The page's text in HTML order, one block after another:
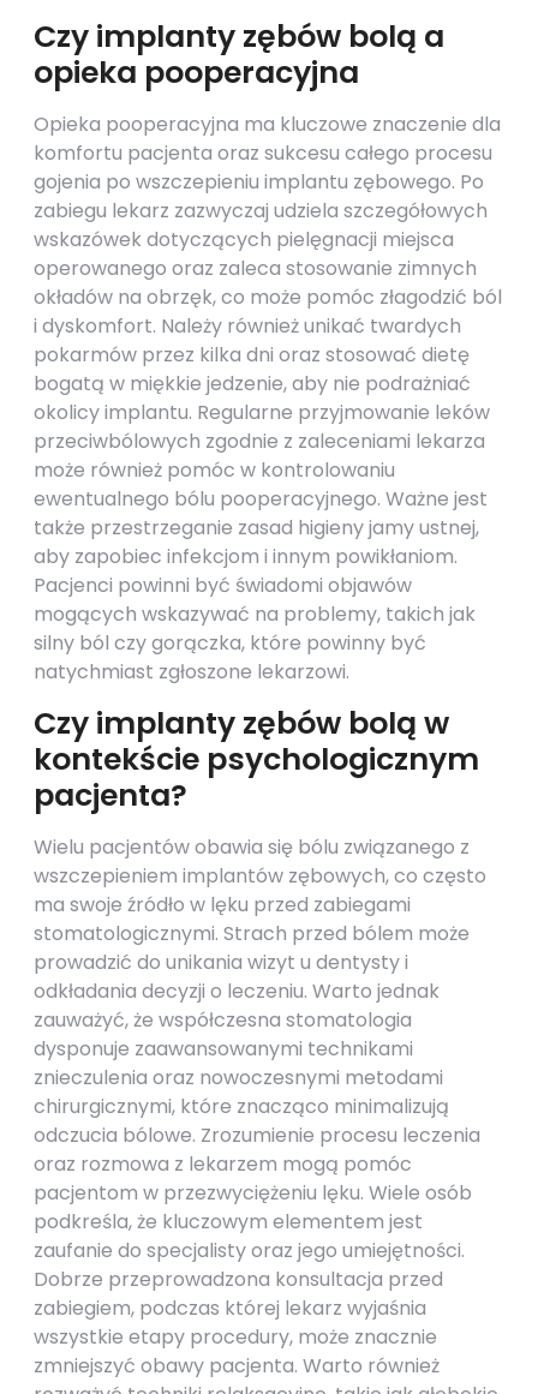
Czy implanty zębów bolą a
opieka pooperacyjna
Opieka pooperacyjna ma kluczowe znaczenie dla
komfortu pacjenta oraz sukcesu całego procesu
gojenia po wszczepieniu implantu zębowego. Po
zabiegu lekarz zazwyczaj udziela szczegółowych
wskazówek dotyczących pielęgnacji miejsca
operowanego oraz zaleca stosowanie zimnych
okładów na obrzęk, co może pomóc złagodzić ból
i dyskomfort. Należy również unikać twardych
pokarmów przez kilka dni oraz stosować dietę
bogatą w miękkie jedzenie, aby nie podrażniać
okolicy implantu. Regularne przyjmowanie leków
przeciwbólowych zgodnie z zaleceniami lekarza
może również pomóc w kontrolowaniu
ewentualnego bólu pooperacyjnego. Ważne jest
także przestrzeganie zasad higieny jamy ustnej,
aby zapobiec infekcjom i innym powikłaniom.
Pacjenci powinni być świadomi objawów
mogących wskazywać na problemy, takich jak
silny ból czy gorączka, które powinny być
natychmiast zgłoszone lekarzowi.
Czy implanty zębów bolą w
kontekście psychologicznym
pacjenta?
Wielu pacjentów obawia się bólu związanego z
wszczepieniem implantów zębowych, co często
ma swoje źródło w lęku przed zabiegami
stomatologicznymi. Strach przed bólem może
prowadzić do unikania wizyt u dentysty i
odkładania decyzji o leczeniu. Warto jednak
zauważyć, że współczesna stomatologia
dysponuje zaawansowanymi technikami
znieczulenia oraz nowoczesnymi metodami
chirurgicznymi, które znacząco minimalizują
odczucia bólowe. Zrozumienie procesu leczenia
oraz rozmowa z lekarzem mogą pomóc
pacjentom w przezwyciężeniu lęku. Wiele osób
podkreśla, że kluczowym elementem jest
zaufanie do specjalisty oraz jego umiejętności.
Dobrze przeprowadzona konsultacja przed
zabiegiem, podczas której lekarz wyjaśnia
wszystkie etapy procedury, może znacznie
zmniejszyć obawy pacjenta. Warto również